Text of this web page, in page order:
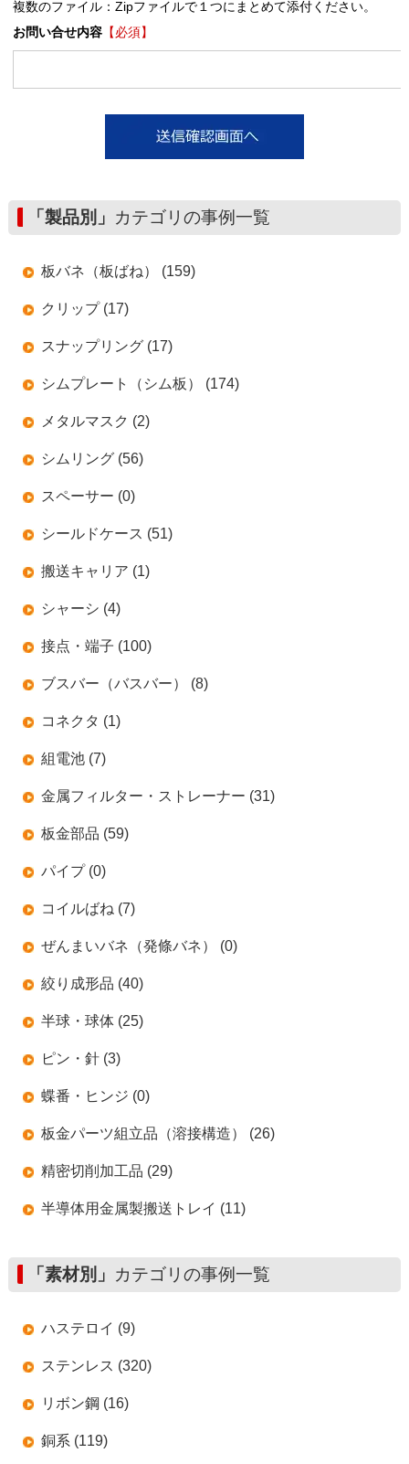
複数のファイル：Zipファイルで１つにまとめて添付ください。
お問い合せ内容【必須】
「製品別」 カテゴリの事例一覧
板バネ（板ばね） (159)
クリップ (17)
スナップリング (17)
シムプレート（シム板） (174)
メタルマスク (2)
シムリング (56)
スペーサー (0)
シールドケース (51)
搬送キャリア (1)
シャーシ (4)
接点・端子 (100)
ブスバー（バスバー） (8)
コネクタ (1)
組電池 (7)
金属フィルター・ストレーナー (31)
板金部品 (59)
パイプ (0)
コイルばね (7)
ぜんまいバネ（発條バネ） (0)
絞り成形品 (40)
半球・球体 (25)
ピン・針 (3)
蝶番・ヒンジ (0)
板金パーツ組立品（溶接構造） (26)
精密切削加工品 (29)
半導体用金属製搬送トレイ (11)
「素材別」 カテゴリの事例一覧
ハステロイ (9)
ステンレス (320)
リボン鋼 (16)
銅系 (119)